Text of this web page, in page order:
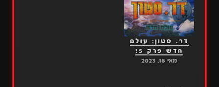
דר. סטון: עולם
חדש פרק 5!
מאי 18, 2023